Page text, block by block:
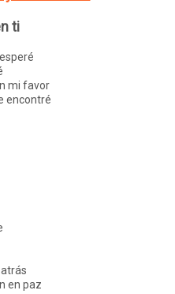
ti
mi favor
encontré
en paz